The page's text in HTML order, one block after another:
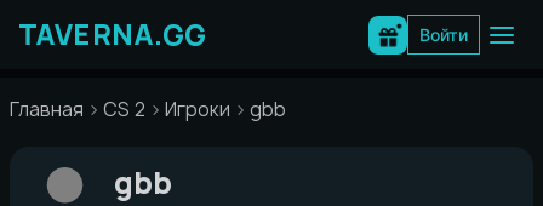
содержимому
Войти
Главная CS 2 Игроки gbb
gbb